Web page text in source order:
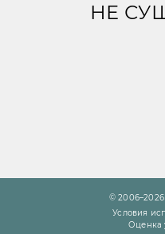
НЕ
©
Условия
Оценка